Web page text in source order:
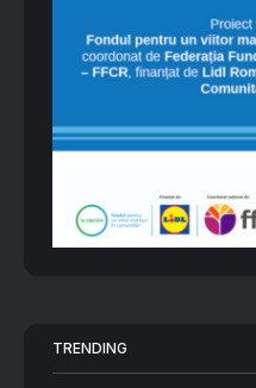
TRENDING